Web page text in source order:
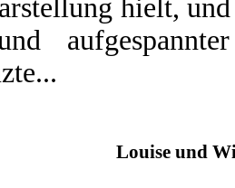
hielt,
Louise und